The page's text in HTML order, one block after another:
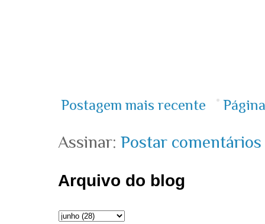
Postagem mais recente
Assinar:Postar
Arquivo do blog